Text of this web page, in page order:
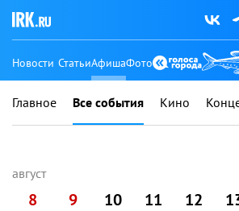
Новости СтатьиАфишаФото
Главное Все события Кино
8 9 10 11 12